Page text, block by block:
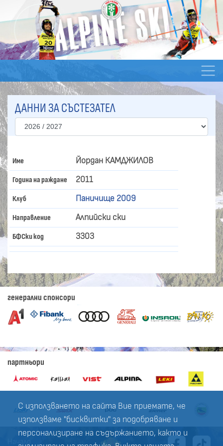
С използването на сайта Вие приемате, че
използваме "бисквитки" за подобряване и
персонализиране на съдържанието, както и
ДАННИ ЗА СЪСТЕЗАТЕЛ
Име Йордан КАМДЖИЛОВ
Година на раждане 2011
Клуб Паничище 2009
Направление Алпийски ски
БФСки код 3303
генерални спонсори
партньори